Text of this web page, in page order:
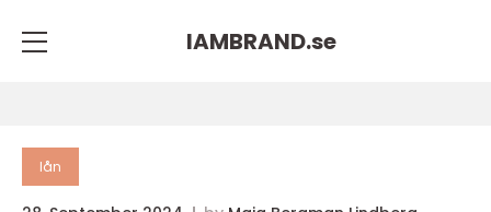
IAMBRAND.se
lån